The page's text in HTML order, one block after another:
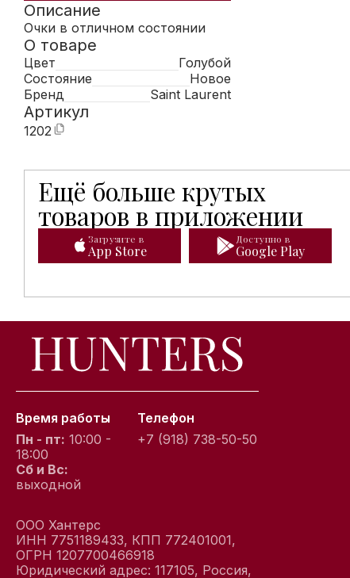
Описание
Очки в отличном состоянии
О товаре
Цвет
Голубой
Состояние
Новое
Бренд
Saint Laurent
Артикул
1202
Ещё больше крутых
товаров в приложении
Мобильное приложение Hunters открывает
Загрузите в
App Store
Доступно в
Google Play
Время работы
Пн - пт: 10:00 -
18:00
Сб и Вс:
выходной
Телефон
+7 (918) 738-50-50
ООО Хантерс
ИНН 7751189433, КПП 772401001,
ОГРН 1207700466918
Юридический адрес: 117105, Россия,